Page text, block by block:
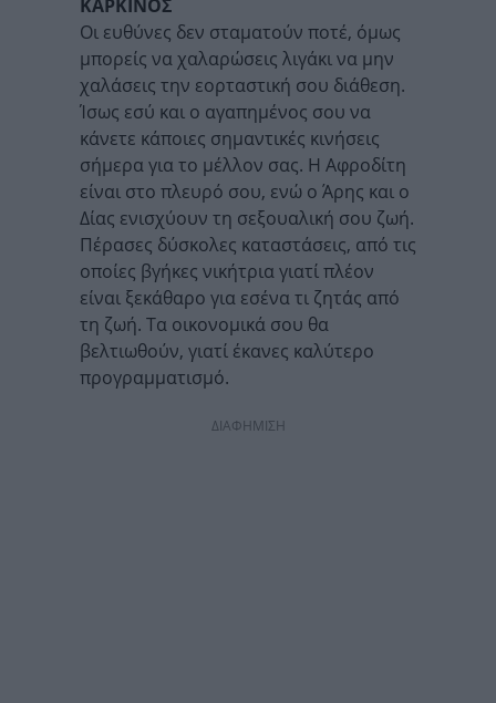
ΚΑΡΚΙΝΟΣ
Οι ευθύνες δεν σταματούν ποτέ, όμως
μπορείς να χαλαρώσεις λιγάκι να μην
χαλάσεις την εορταστική σου διάθεση.
Ίσως εσύ και ο αγαπημένος σου να
κάνετε κάποιες σημαντικές κινήσεις
σήμερα για το μέλλον σας. Η Αφροδίτη
είναι στο πλευρό σου, ενώ ο Άρης και ο
Δίας ενισχύουν τη σεξουαλική σου ζωή.
Πέρασες δύσκολες καταστάσεις, από τις
οποίες βγήκες νικήτρια γιατί πλέον
είναι ξεκάθαρο για εσένα τι ζητάς από
τη ζωή. Τα οικονομικά σου θα
βελτιωθούν, γιατί έκανες καλύτερο
προγραμματισμό.
ΔΙΑΦΗΜΙΣΗ